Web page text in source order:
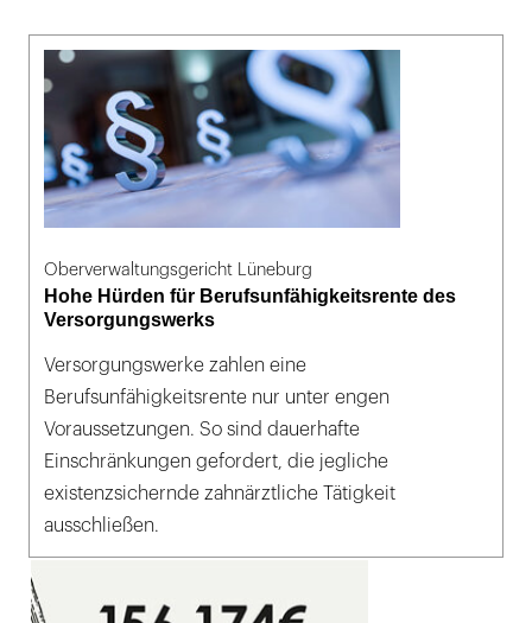
Oberverwaltungsgericht Lüneburg
Hohe Hürden für Berufsunfähigkeitsrente des
Versorgungswerks
Versorgungswerke zahlen eine
Berufsunfähigkeitsrente nur unter engen
Voraussetzungen. So sind dauerhafte
Einschränkungen gefordert, die jegliche
existenzsichernde zahnärztliche Tätigkeit
ausschließen.